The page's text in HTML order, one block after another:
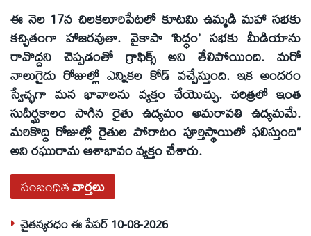
ఈ నెల 17న చిలకలూరిపేటలో కూటమి ఉమ్మడి మహా సభకు
కచ్చితంగా హాజరవుతా. వైకాపా ‘సిద్ధం’ సభకు మీడియాను
రావొద్దని చెప్పడంతో గ్రాఫిక్స్‌ అని తేలిపోయింది. మరో
నాలుగైదు రోజుల్లో ఎన్నికల కోడ్‌ వచ్చేస్తుంది. ఇక అందరం
స్వేచ్ఛగా మన భావాలను వ్యక్తం చేయొచ్చు. చరిత్రలో ఇంత
సుదీర్ఘకాలం సాగిన రైతు ఉద్యమం అమరావతి ఉద్యమమే.
మరికొద్ది రోజుల్లో రైతుల పోరాటం పూర్తిస్థాయిలో ఫలిస్తుంది’’
అని రఘురామ ఆశాభావం వ్యక్తం చేశారు.
సంబంధితవార్తలు
చైతన్యరధం ఈ పేపర్ 10-08-2026